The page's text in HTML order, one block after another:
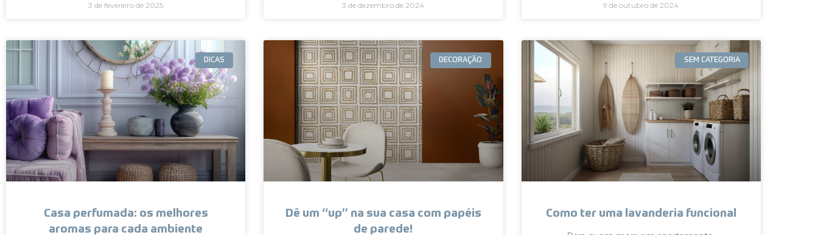
3 de fevereiro de 2025 3 de dezembro de 2024 9 de outubro de 2024
DICAS
Casa perfumada: os melhores
aromas para cada ambiente
DECORAÇÃO
Dê um “up” na sua casa com papéis
de parede!
SEM CATEGORIA
Como ter uma lavanderia funcional